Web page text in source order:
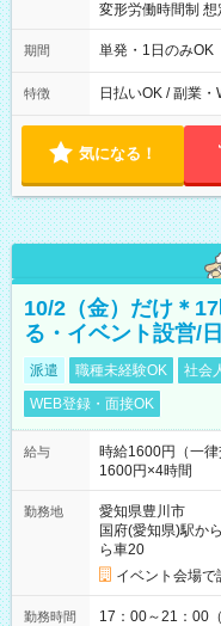
変形労働時間制 想定労働時
10/26 全日共通
～9/19のみ下記シフ
00
期間 単発・1日のみOK
特徴 日払いOK / 副業
気になる！
10/2（金）だけ＊
る・イベント設営/
派遣 職種未経験OK 社会
WEB登録・面接OK
給与
時給1600円（一
1600円×4時間
勤務地
愛知県豊川市
国府(愛知県)駅か
ら車20
イベント会場で
勤務時間
17：00～21：00（実働4時間） 休憩